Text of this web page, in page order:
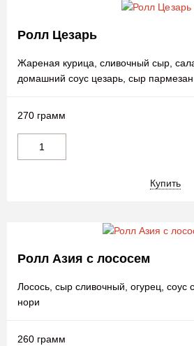
Ролл Цезарь
Жареная курица, сливочный сыр,
домашний соус цезарь, сыр пармезан
270 грамм
Купить
Ролл Азия с лососем
Лосось, сыр сливочный, огурец, соус
нори
260 грамм